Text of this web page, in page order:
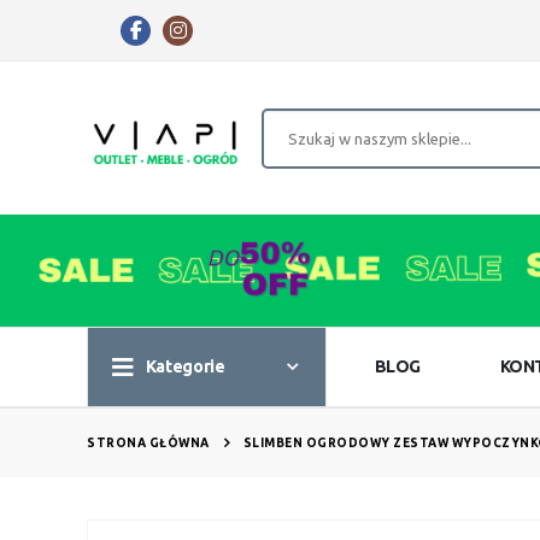
Kategorie BLOG
STRONA GŁÓWNA SLIMBEN OGRODOWY ZESTAW